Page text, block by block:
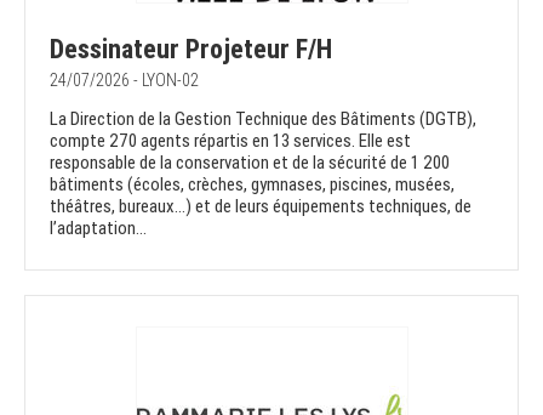
Dessinateur Projeteur F/H
24/07/2026 - LYON-02
La Direction de la Gestion Technique des Bâtiments (DGTB),
compte 270 agents répartis en 13 services. Elle est
responsable de la conservation et de la sécurité de 1 200
bâtiments (écoles, crèches, gymnases, piscines, musées,
théâtres, bureaux…) et de leurs équipements techniques, de
l’adaptation...